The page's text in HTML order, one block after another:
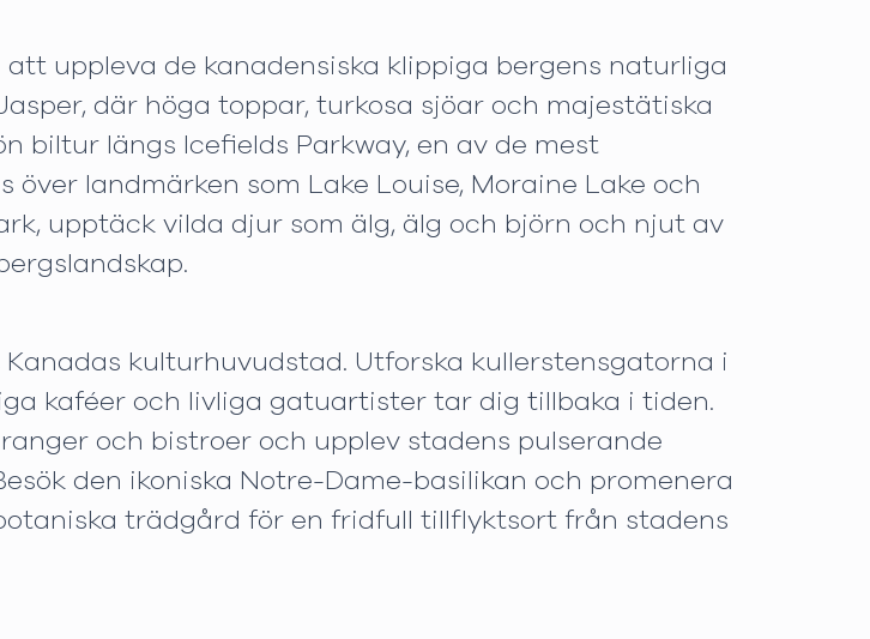
uppleva de kanadensiska klippiga bergens naturliga
där höga toppar, turkosa sjöar och majestätiska
biltur längs Icefields Parkway, en av de mest
landmärken som Lake Louise, Moraine Lake och
upptäck vilda djur som älg, älg och björn och njut av
kulturhuvudstad. Utforska kullerstensgatorna i
kaféer och livliga gatuartister tar dig tillbaka i tiden.
och bistroer och upplev stadens pulserande
den ikoniska Notre-Dame-basilikan och promenera
trädgård för en fridfull tillflyktsort från stadens